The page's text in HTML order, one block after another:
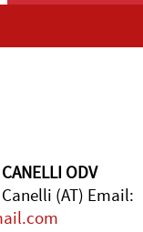
ODV
(AT) Email: